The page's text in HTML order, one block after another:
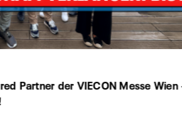
Cookies - selbstverständlich
Sie davon zulassen möchten.
Partner der VIECON Messe Wien